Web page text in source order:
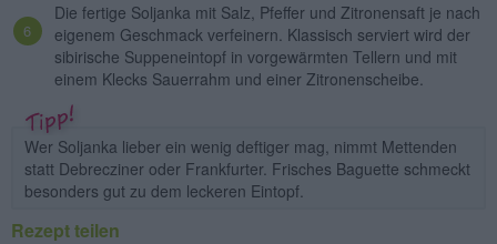
Die fertige Soljanka mit Salz, Pfeffer und Zitronensaft je nach
eigenem Geschmack verfeinern. Klassisch serviert wird der
sibirische Suppeneintopf in vorgewärmten Tellern und mit
einem Klecks Sauerrahm und einer Zitronenscheibe.
Wer Soljanka lieber ein wenig deftiger mag, nimmt Mettenden
statt Debrecziner oder Frankfurter. Frisches Baguette schmeckt
besonders gut zu dem leckeren Eintopf.
Rezept teilen